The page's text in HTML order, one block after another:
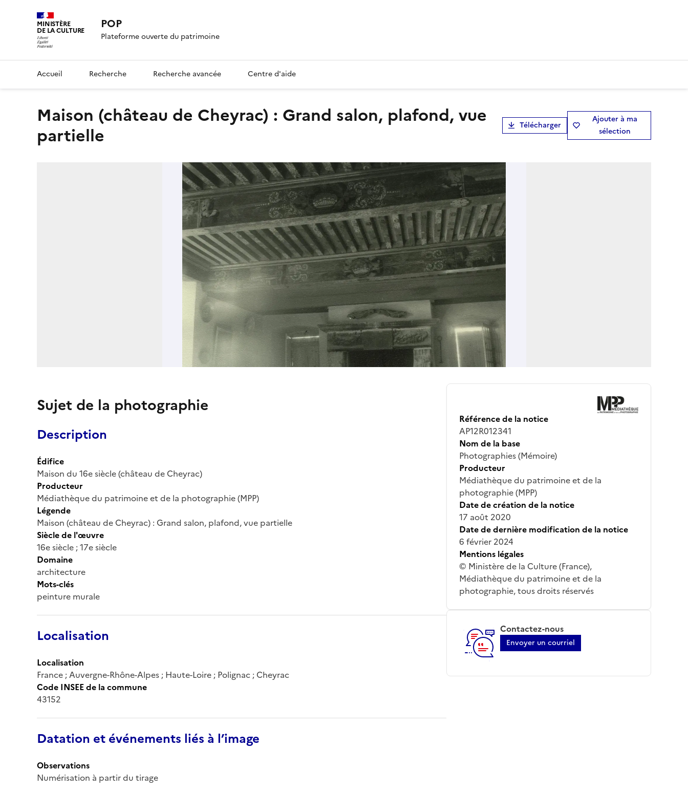
MINISTÈRE
DE LA CULTURE POP
Plateforme ouverte du patrimoine
Accueil Recherche Recherche avancée Centre d'aide
Maison (château de Cheyrac) : Grand salon, plafond, vue
partielle
Télécharger
Ajouter à ma
sélection
Sujet de la photographie
Description
Édifice
Maison du 16e siècle (château de Cheyrac)
Producteur
Médiathèque du patrimoine et de la photographie (MPP)
Légende
Maison (château de Cheyrac) : Grand salon, plafond, vue partielle
Siècle de l'œuvre
16e siècle ; 17e siècle
Domaine
architecture
Mots-clés
peinture murale
Localisation
Localisation
France ; Auvergne-Rhône-Alpes ; Haute-Loire ; Polignac ; Cheyrac
Code INSEE de la commune
43152
Datation et événements liés à l’image
Observations
Numérisation à partir du tirage
Référence de la notice
AP12R012341
Nom de la base
Photographies (Mémoire)
Producteur
Médiathèque du patrimoine et de la
photographie (MPP)
Date de création de la notice
17 août 2020
Date de dernière modification de la notice
6 février 2024
Mentions légales
© Ministère de la Culture (France),
Médiathèque du patrimoine et de la
photographie, tous droits réservés
Contactez-nous
Envoyer un courriel